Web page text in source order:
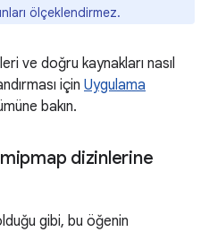
ölçeklendirmez.
ve doğru kaynakları nasıl
için Uygulama
bakın.
dizinlerine
gibi, bu öğenin